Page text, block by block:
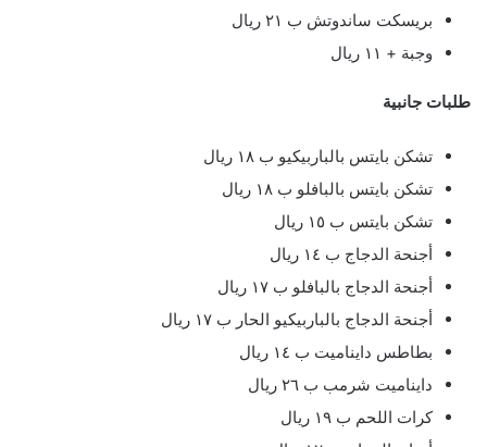
بريسكت ساندوتش ب ٢١ ريال
وجبة + ١١ ريال
طلبات جانبية
تشكن بايتس بالباربيكيو ب ١٨ ريال
تشكن بايتس بالبافلو ب ١٨ ريال
تشكن بايتس ب ١٥ ريال
أجنحة الدجاج ب ١٤ ريال
أجنحة الدجاج بالبافلو ب ١٧ ريال
أجنحة الدجاج بالباربيكيو الحار ب ١٧ ريال
بطاطس دايناميت ب ١٤ ريال
دايناميت شرمب ب ٢٦ ريال
كرات اللحم ب ١٩ ريال